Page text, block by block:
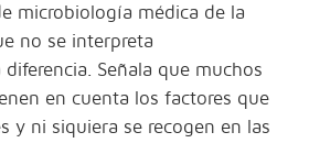
microbiología médica de la
no se interpreta
Señala que muchos
en cuenta los factores que
y ni siquiera se recogen en las